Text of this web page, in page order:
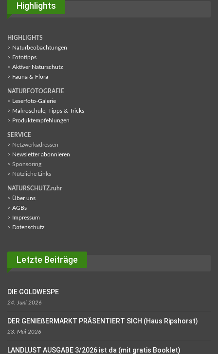
Highlights
HIGHLIGHTS
> Naturbeobachtungen
> Fototipps
> Aktiver Naturschutz
> Fauna & Flora
NATURFOTOGRAFIE
> Leserfoto-Galerie
> Makroschule, Tipps & Tricks
> Produktempfehlungen
SERVICE
> Netzwerkadressen
> Newsletter abonnieren
> Sponsoring
> Nützliche Links
NATURSCHUTZ.ruhr
> Über uns
> AGBs
> Impressum
> Datenschutz
Letzte Beiträge
DIE GOLDWESPE
24. Juni 2026
DER GENIEßERMARKT PRÄSENTIERT SICH (Haus Ripshorst)
23. Mai 2026
LANDLUST AUSGABE 3/2026 ist da (mit gratis Booklet)